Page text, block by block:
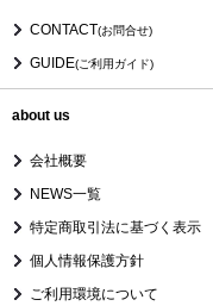
CONTACT(お問合せ)
GUIDE(ご利用ガイド)
about us
会社概要
NEWS一覧
特定商取引法に基づく表示
個人情報保護方針
ご利用環境について